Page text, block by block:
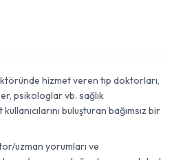
hizmet veren tıp doktorları,
psikologlar vb. sağlık
buluşturan bağımsız bir
uzman yorumları ve